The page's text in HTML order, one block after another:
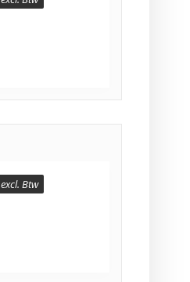
excl. Btw